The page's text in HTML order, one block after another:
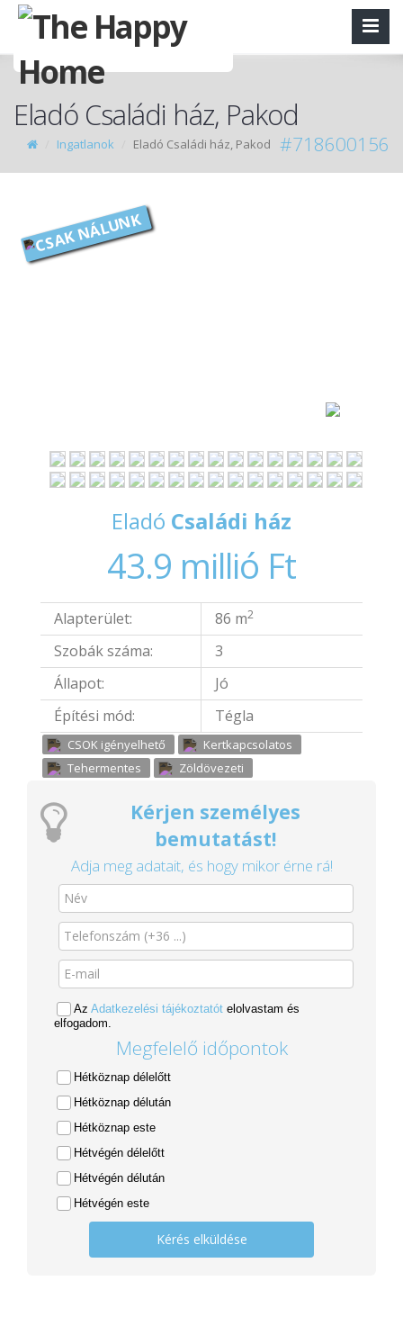
Eladó Családi ház, Pakod
Ingatlanok Eladó Családi ház, Pakod #718600156
Eladó Családi ház
43.9 millió Ft
Alapterület: 86 m2
Szobák száma:
3
Állapot:
Jó
Építési mód:
Tégla
CSOK igényelhető
Kertkapcsolatos
Tehermentes
Zöldövezeti
Kérjen személyes
bemutatást!
Adja meg adatait, és hogy mikor érne rá!
Az Adatkezelési tájékoztatót elolvastam és
elfogadom.
Megfelelő időpontok
Hétköznap délelőtt
Hétköznap délután
Hétköznap este
Hétvégén délelőtt
Hétvégén délután
Hétvégén este
Kérés elküldése